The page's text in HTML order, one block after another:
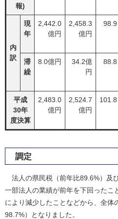
報)
内
訳
現
年
2,442.0
億円
2,458.3
億円
98.9
滞
繰
8.0億円
34.2億
円
88.8
平成
30年
度決算
2,483.0
億円
2,524.7
億円
101.8
調定
法人の県民税（前年比89.6%）及
一部法人の業績が前年を下回ったこ
により減少したことなどから、全体
98.7%）となりました。